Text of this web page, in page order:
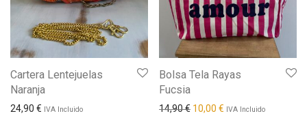
Cartera Lentejuelas
Naranja
24,90 € IVA Incluido
Bolsa Tela Rayas
Fucsia
14,90€ El precio original era:
10,00 € El precio actual es:
IVA Incluido